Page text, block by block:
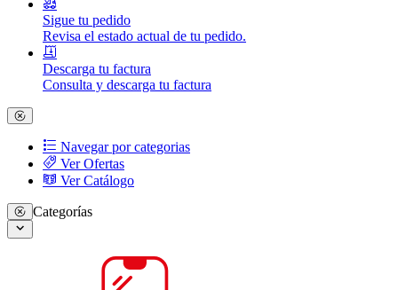
Sigue tu pedido
Revisa el estado actual de tu pedido.
Descarga tu factura
Consulta y descarga tu factura
Navegar por categorias
Ver Ofertas
Ver Catálogo
Categorías